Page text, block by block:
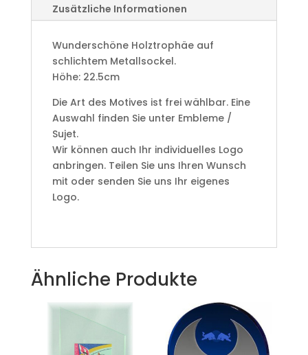
Zusätzliche Informationen
Wunderschöne Holztrophäe auf
schlichtem Metallsockel.
Höhe: 22.5cm
Die Art des Motives ist frei wählbar. Eine
Auswahl finden Sie unter Embleme /
Sujet.
Wir können auch Ihr individuelles Logo
anbringen. Teilen Sie uns Ihren Wunsch
mit oder senden Sie uns Ihr eigenes
Logo.
Ähnliche Produkte